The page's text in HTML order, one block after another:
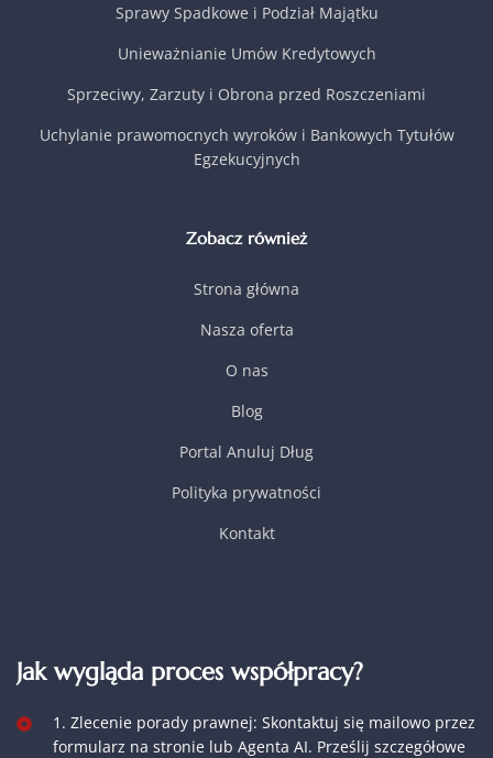
Sprawy Spadkowe i Podział Majątku
Unieważnianie Umów Kredytowych
Sprzeciwy, Zarzuty i Obrona przed Roszczeniami
Uchylanie prawomocnych wyroków i Bankowych Tytułów
Egzekucyjnych
Zobacz również
Strona główna
Nasza oferta
O nas
Blog
Portal Anuluj Dług
Polityka prywatności
Kontakt
Jak wygląda proces współpracy?
1. Zlecenie porady prawnej: Skontaktuj się mailowo przez
formularz na stronie lub Agenta AI. Prześlij szczegółowe